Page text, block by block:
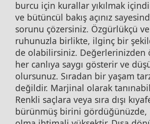
burcu için kurallar yıkılmak
ve bütüncül bakış açınız
sorunu çözersiniz. Özgürlükçü
ruhunuzla birlikte, ilginç bir
de olabilirsiniz. Değerlerinizden
her canlıya saygı gösterir ve
olursunuz. Sıradan bir yaşam
değildir. Marjinal olarak
Renkli saçlara veya sıra dışı
bürünmüş birini gördüğünüzde,